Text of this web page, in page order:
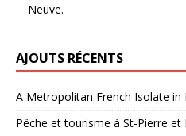
Neuve.
AJOUTS RÉCENTS
A Metropolitan French Isolate in
Pêche et tourisme à St-Pierre et